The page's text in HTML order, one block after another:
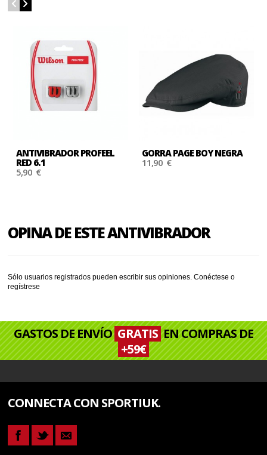
ANTIVIBRADOR PROFEEL
RED 6.1
5,90 €
GORRA PAGE BOY NEGRA
11,90 €
OPINA DE ESTE ANTIVIBRADOR
Sólo usuarios registrados pueden escribir sus opiniones.Conéctese o
regístrese
GASTOS DE ENVÍO GRATISEN COMPRAS DE
+59€
CONNECTA CON SPORTIUK.